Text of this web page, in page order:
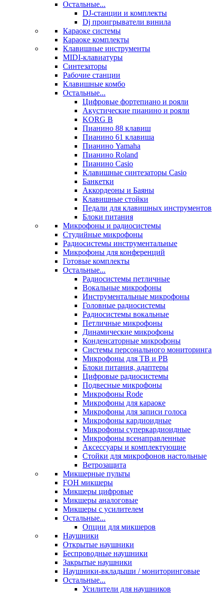
Остальные...
DJ-станции и комплекты
Dj проигрыватели винила
Караоке системы
Караоке комплекты
Клавишные инструменты
MIDI-клавиатуры
Синтезаторы
Рабочие станции
Клавишные комбо
Остальные...
Цифровые фортепиано и рояли
Акустические пианино и рояли
KORG B
Пианино 88 клавиш
Пианино 61 клавиша
Пианино Yamaha
Пианино Roland
Пианино Casio
Клавишные синтезаторы Casio
Банкетки
Аккордеоны и Баяны
Клавишные стойки
Педали для клавишных инструментов
Блоки питания
Микрофоны и радиосистемы
Студийные микрофоны
Радиосистемы инструментальные
Микрофоны для конференций
Готовые комплекты
Остальные...
Радиосистемы петличные
Вокальные микрофоны
Инструментальные микрофоны
Головные радиосистемы
Радиосистемы вокальные
Петличные микрофоны
Динамические микрофоны
Конденсаторные микрофоны
Системы персонального мониторинга
Микрофоны для ТВ и РВ
Блоки питания, адаптеры
Цифровые радиосистемы
Подвесные микрофоны
Микрофоны Rode
Микрофоны для караоке
Микрофоны для записи голоса
Микрофоны кардиоидные
Микрофоны суперкардиоидные
Микрофоны всенаправленные
Аксессуары и комплектующие
Стойки для микрофонов настольные
Ветрозащита
Микшерные пульты
FOH микшеры
Микшеры цифровые
Микшеры аналоговые
Микшеры с усилителем
Остальные...
Опции для микшеров
Наушники
Открытые наушники
Беспроводные наушники
Закрытые наушники
Наушники-вкладыши / мониторинговые
Остальные...
Усилители для наушников